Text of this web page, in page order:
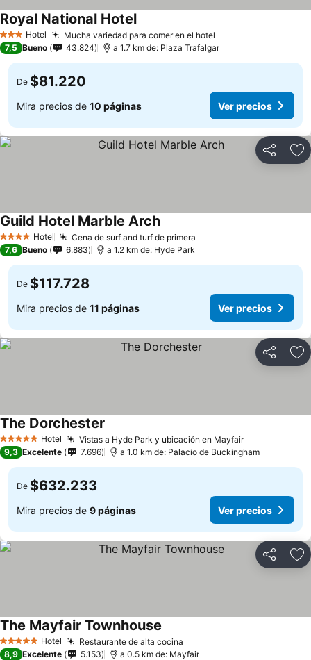
3 Estrellas
Hotel Mucha variedad para comer en el hotel
Royal National HotelVer precios
7,5 Bueno 43.824 a 1.7 km de: Plaza Trafalgar
De $81.220
Mira precios de 10 páginas Ver precios
Compartir
4 EstrellasHotel Cena de surf and turf de primera
Guild Hotel Marble ArchVer precios
7,6 Bueno 6.883 a 1.2 km de: Hyde Park
De $117.728
Mira precios de 11 páginas Ver precios
Compartir
5 Estrellas Hotel Vistas a Hyde Park y ubicación en MayfairVer precios
The Dorchester
9,3 Excelente 7.696 a 1.0 km de: Palacio de Buckingham
De $632.233
Mira precios de 9 páginas Ver precios
Compartir
5 Estrellas Hotel Restaurante de alta cocina
The Mayfair Townhouse
8,9 Excelente 5.153 a 0.5 km de: Mayfair